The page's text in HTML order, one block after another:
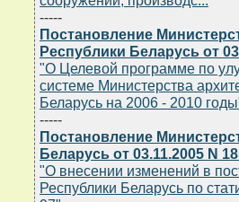
-----
Постановление
Республики Беларусь от
"О Целевой программе по
системе Министерства
Беларусь на 2006 - 2010
-----
Постановление
Беларусь от 03.11.2005 N
"О внесении изменений в
Республики Беларусь по